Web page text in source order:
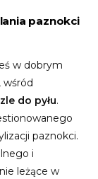
paznokci
w dobrym
wśród
do pyłu.
paznokci.
i
leżące w